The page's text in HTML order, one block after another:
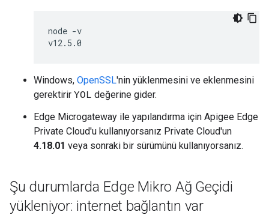
node -v
v12.5.0
Windows, OpenSSL'nin yüklenmesini ve eklenmesini
gerektirir YOL değerine gider.
Edge Microgateway ile yapılandırma için Apigee Edge
Private Cloud'u kullanıyorsanız Private Cloud'un
4.18.01 veya sonraki bir sürümünü kullanıyorsanız.
Şu durumlarda Edge Mikro Ağ Geçidi
yükleniyor: internet bağlantın var